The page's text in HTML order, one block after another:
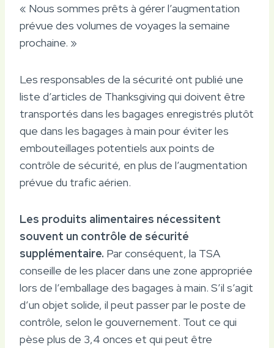
« Nous sommes prêts à gérer l’augmentation
prévue des volumes de voyages la semaine
prochaine. »
Les responsables de la sécurité ont publié une
liste d’articles de Thanksgiving qui doivent être
transportés dans les bagages enregistrés plutôt
que dans les bagages à main pour éviter les
embouteillages potentiels aux points de
contrôle de sécurité, en plus de l’augmentation
prévue du trafic aérien.
Les produits alimentaires nécessitent
souvent un contrôle de sécurité
supplémentaire. Par conséquent, la TSA
conseille de les placer dans une zone appropriée
lors de l’emballage des bagages à main. S’il s’agit
d’un objet solide, il peut passer par le poste de
contrôle, selon le gouvernement. Tout ce qui
pèse plus de 3,4 onces et qui peut être